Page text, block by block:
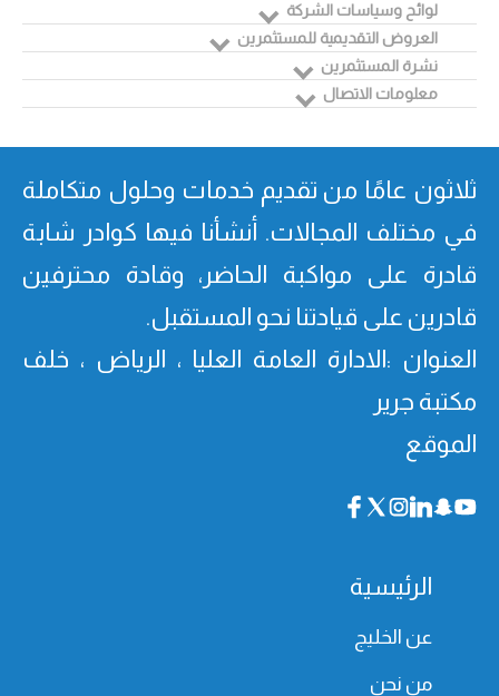
لوائح وسياسات الشركة
العروض التقديمية للمستثمرين
نشرة المستثمرين
معلومات الاتصال
ثلاثون عامًا من تقدیم خدمات وحلول متكاملة
في مختلف المجالات. أنشأنا فیھا كوادر شابة
قادرة على مواكبة الحاضر، وقادة محترفین
قادرین على قیادتنا نحو المستقبل.
العنوان :الادارة العامة العليا ، الرياض ، خلف
مكتبة جرير
الموقع
الرئيسية
عن الخليج
من نحن